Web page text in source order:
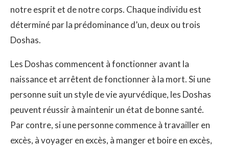
notre esprit et de notre corps. Chaque individu est
déterminé par la prédominance d’un, deux ou trois
Doshas.
Les Doshas commencent à fonctionner avant la
naissance et arrêtent de fonctionner à la mort. Si une
personne suit un style de vie ayurvédique, les Doshas
peuvent réussir à maintenir un état de bonne santé.
Par contre, si une personne commence à travailler en
excès, à voyager en excès, à manger et boire en excès,